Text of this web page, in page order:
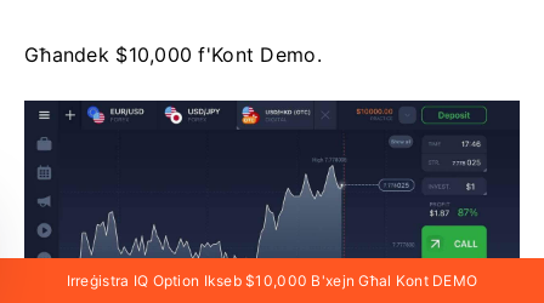
Għandek $10,000 f'Kont Demo.
Irreġistra IQ Option Ikseb $10,000 B'xejn Għal Kont DEMO